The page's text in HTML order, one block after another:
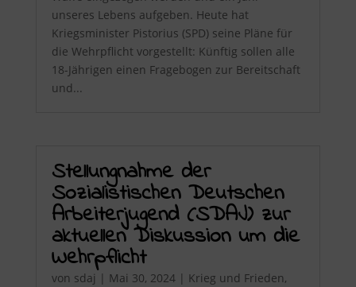
unseres Lebens aufgeben. Heute hat
Kriegsminister Pistorius (SPD) seine Pläne für
die Wehrpflicht vorgestellt: Künftig sollen alle
18-Jährigen einen Fragebogen zur Bereitschaft
und...
Stellungnahme der
Sozialistischen Deutschen
Arbeiterjugend (SDAJ) zur
aktuellen Diskussion um die
Wehrpflicht
von sdaj | Mai 30, 2024| Krieg und Frieden,